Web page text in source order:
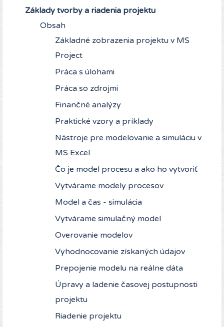
Základy tvorby a riadenia projektu
Obsah
Základné zobrazenia projektu v MS
Project
Práca s úlohami
Práca so zdrojmi
Finančné analýzy
Praktické vzory a príklady
Nástroje pre modelovanie a simuláciu v
MS Excel
Čo je model procesu a ako ho vytvoriť
Vytvárame modely procesov
Model a čas - simulácia
Vytvárame simulačný model
Overovanie modelov
Vyhodnocovanie získaných údajov
Prepojenie modelu na reálne dáta
Úpravy a ladenie časovej postupnosti
projektu
Riadenie projektu